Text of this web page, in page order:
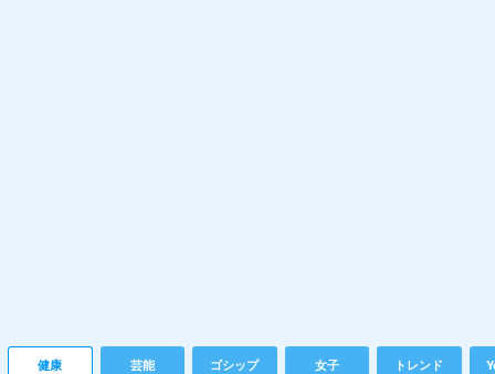
健康 芸能 ゴシップ 女子 トレンド